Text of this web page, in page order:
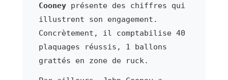
Cooneyprésente des chiffres qui
illustrent son engagement.
Concrètement, il comptabilise 40
plaquages réussis, 1 ballons
grattés en zone de ruck.